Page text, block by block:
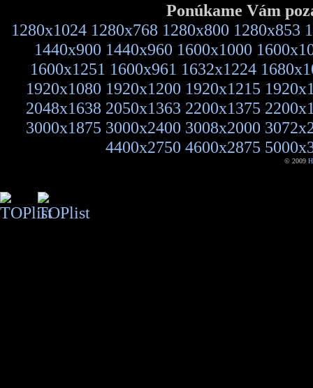
Ponúkame Vám
1280x1024 1280x768 1280x800 1280x853
1440x900 1440x960 1600x1000
1600x1251 1600x961 1632x1224
1920x1080 1920x1200 1920x1215
2048x1638 2050x1363 2200x1375
3000x1875 3000x2400 3008x2000
4400x2750 4600x2875
© 2009